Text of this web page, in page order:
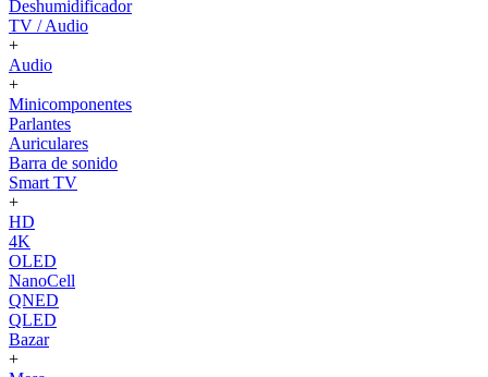
Deshumidificador
TV / Audio
+
Audio
+
Minicomponentes
Parlantes
Auriculares
Barra de sonido
Smart TV
+
HD
4K
OLED
NanoCell
QNED
QLED
Bazar
+